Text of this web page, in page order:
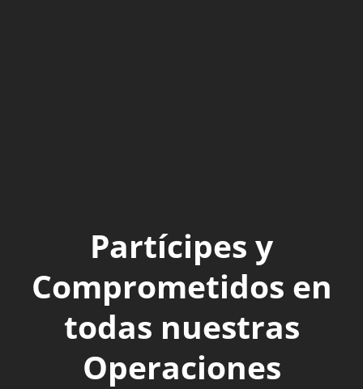
Partícipes y
Comprometidos en
todas nuestras
Operaciones